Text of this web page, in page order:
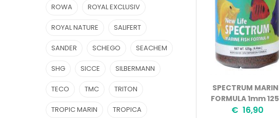
SPECTRUM
FORMULA 1mm
€ 16,90
ROWA ROYAL EXCLUSIV
ROYAL NATURE SALIFERT
SANDER SCHEGO SEACHEM
SHG SICCE SILBERMANN
TECO TMC TRITON
TROPIC MARIN TROPICA